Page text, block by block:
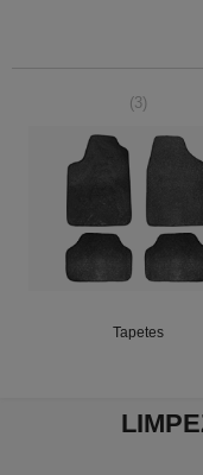
(3)
Tapetes